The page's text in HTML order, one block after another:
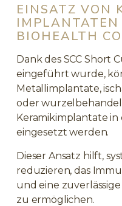
EINSATZ VON
BIOHEALTH
Dank des SCC Short
eingeführt wurde,
Metallimplantate,
oder
Keramikimplantate
eingesetzt werden.
Dieser Ansatz hilft,
reduzieren, das
und eine
zu ermöglichen.